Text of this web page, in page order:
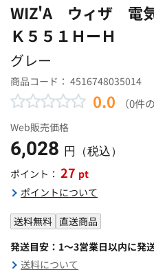
WIZ'A ウィザ 電
Ｋ５５１ＨーＨ
グレー
商品コード： 4516748035014
0.0 （0件
Web販売価格
6,028 円（税込）
ポイント： 27 pt
ポイントについて
送料無料 直送商品
発送目安：1～3営業日以内に発
送料について